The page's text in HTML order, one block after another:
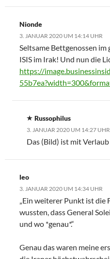
Nionde
3. JANUAR 2020 UM 14:14 UHR
Seltsame Bettgenossen im
ISIS im Irak! Und nun die
https://
Russophilus
3. JANUAR 2020 UM 14:27 UHR
Das (Bild) ist mit
leo
3. JANUAR 2020 UM 14:34 UHR
„Ein weiterer Punkt ist die
wussten, dass General
und wo *genau*.“
Genau das waren meine